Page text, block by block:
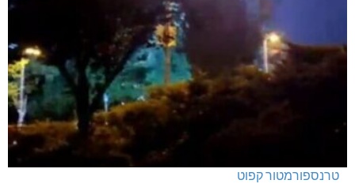
טרנספורמטור קפוט